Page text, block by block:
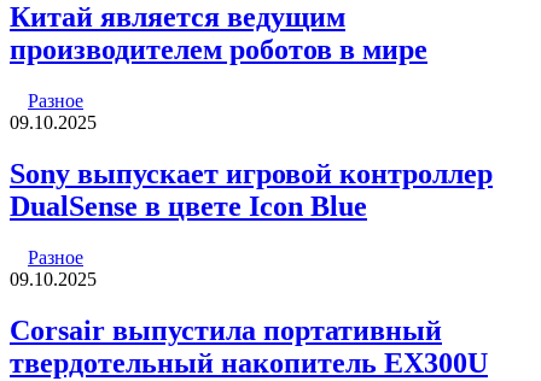
Китай является ведущим
производителем роботов в мире
Разное
09.10.2025
Sony выпускает игровой контроллер
DualSense в цвете Icon Blue
Разное
09.10.2025
Corsair выпустила портативный
твердотельный накопитель EX300U